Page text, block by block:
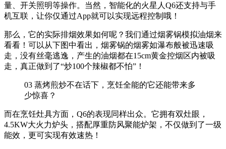
量、开关照明等操作。当然，智能化的火星人Q6还支持与手
机互联，让你仅通过App就可以实现远程控制哦！
那么，它的实际排烟效果如何呢？我们通过烟雾锅模拟油烟来
看看！可以从下图中看出，烟雾锅的烟雾如瀑布般被迅速吸
走，没有丝毫逃逸，产生的油烟都在15cm黄金控烟区内被吸
走，真正做到了“炒100个辣椒都不怕”！
03 蒸烤煎炒不在话下，烹饪全能的它还能带来多
少惊喜？
而在烹饪灶具方面，Q6的表现同样出众。它拥有双灶眼，
4.5KW大火力炉头，搭配厚重防风聚能炉架，不仅做到了一级
能效，更可实现有效速热！